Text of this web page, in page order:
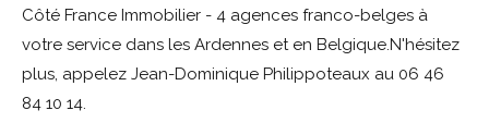
Côté France Immobilier - 4 agences franco-belges à
votre service dans les Ardennes et en Belgique.N'hésitez
plus, appelez Jean-Dominique Philippoteaux au 06 46
84 10 14.